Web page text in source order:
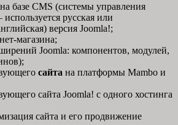
на базе CMS (системы управления
русская или
версия Joomla!;
магазина;
Joomla: компонентов, модулей,
сайта на платформы Mambo и
сайта Joomla! с одного хостинга
сайта и его продвижение